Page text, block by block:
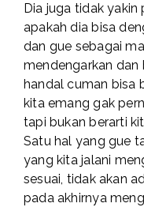
Dia juga tidak
apakah dia bisa
dan gue sebagai
mendengarkan dan
handal cuman bisa
kita emang gak
tapi bukan berarti
Satu hal yang gue
yang kita jalani
sesuai, tidak akan
pada akhirnya